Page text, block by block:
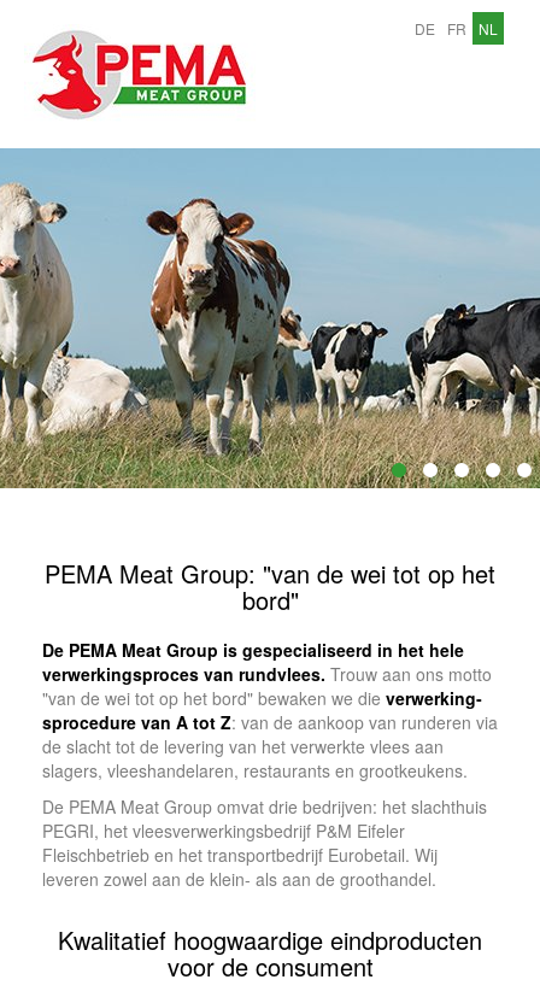
DE FR NL
PEMA Meat Group: "van de wei tot op het
bord"
De PEMA Meat Group is gespecialiseerd in het hele
verwerkingsproces van rundvlees. Trouw aan ons motto
"van de wei tot op het bord" bewaken we die verwer­king­
spro­cedure van A tot Z: van de aankoop van runde­ren via
de slacht tot de levering van het verwerkte vlees aan
slagers, vleeshandelaren, restau­rants en grootkeu­kens.
De PEMA Meat Group omvat drie bedrijven: het slacht­huis
PEGRI, het vleesverwerkingsbedrijf P&M Eifeler
Fleischbetrieb en het transportbedrijf Eurobetail. Wij
leveren zowel aan de klein- als aan de groot­han­del.
Kwalitatief hoogwaardige eindproducten
voor de consu­ment